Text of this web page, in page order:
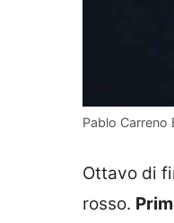
Pablo Carreno
Ottavo di
rosso.